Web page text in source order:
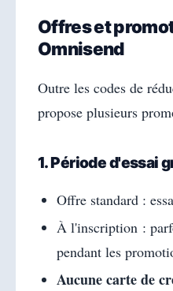
Offres et
Omnisend
Outre les codes de
propose plusieurs
1. Période d'essai
Offre standard :
À l'inscription :
pendant les
Aucune carte de